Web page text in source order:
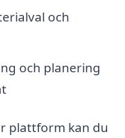
och
och planering
plattform kan du